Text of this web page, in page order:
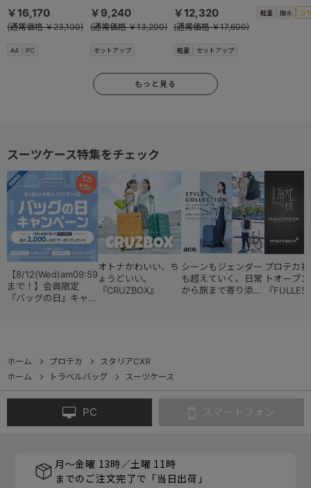
A4 PC
￥16,170
(通常価格 ￥23,100)
セットアップ
￥9,240
(通常価格 ￥13,200)
軽量 セットアップ
￥12,320
(通常価格 ￥17,600)
軽量 撥水 コ
もっと見る
スーツケース特集をチェック
【8/12(Wed)am09:59
まで！】会員限定
『バッグの日』キャン
オトナかわいい、ち
ょうどいい。
『CRUZBOX』
シーンもジェンダー
も超えていく。日常
から旅まで寄り添う
プロテカ
トオープ
『
ホーム プロテカ
スタリアCXR
ホーム
トラベルバッグ スーツケース
PC スマートフォン
月～金曜 13時／土曜 11時
までのご注文完了で「当日出荷」